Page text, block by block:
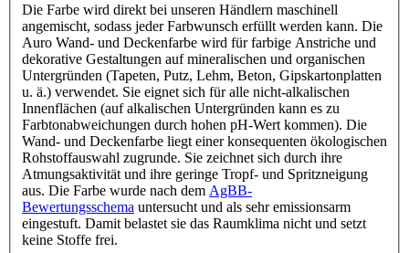
Die Farbe wird direkt bei unseren Händlern maschinell
angemischt, sodass jeder Farbwunsch erfüllt werden kann. Die
Auro Wand- und Deckenfarbe wird für farbige Anstriche und
dekorative Gestaltungen auf mineralischen und organischen
Untergründen (Tapeten, Putz, Lehm, Beton, Gipskartonplatten
u. ä.) verwendet. Sie eignet sich für alle nicht-alkalischen
Innenflächen (auf alkalischen Untergründen kann es zu
Farbtonabweichungen durch hohen pH-Wert kommen). Die
Wand- und Deckenfarbe liegt einer konsequenten ökologischen
Rohstoffauswahl zugrunde. Sie zeichnet sich durch ihre
Atmungsaktivität und ihre geringe Tropf- und Spritzneigung
aus. Die Farbe wurde nach dem AgBB-
Bewertungsschema untersucht und als sehr emissionsarm
eingestuft. Damit belastet sie das Raumklima nicht und setzt
keine Stoffe frei.